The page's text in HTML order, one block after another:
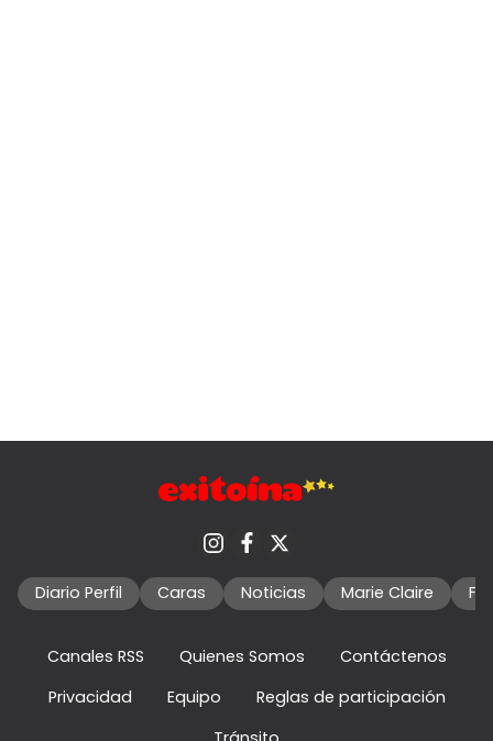
Diario Perfil Caras Noticias Marie Claire
Canales RSS Quienes Somos
Contáctenos
Privacidad
Equipo
Reglas de participación